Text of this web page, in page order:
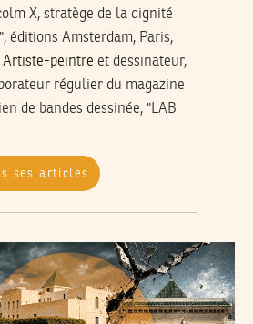
X, stratège de la dignité
éditions Amsterdam, Paris,
Artiste-peintre et dessinateur,
régulier du magazine
de bandes dessinée, "LAB
ses articles